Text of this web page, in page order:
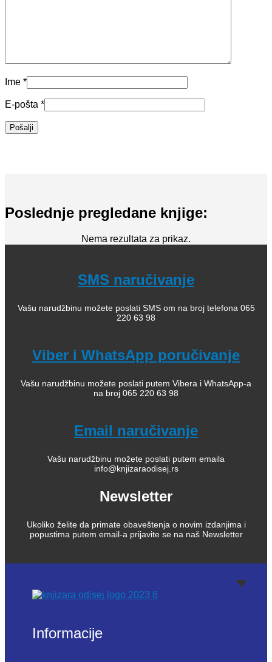
Ime *
E-pošta *
Poslednje pregledane knjige:
Nema rezultata za prikaz.
SMS naručivanje
Vašu narudžbinu možete poslati SMS om na broj telefona 065
220 63 98
Viber i WhatsApp poručivanje
Vašu narudžbinu možete poslati putem Vibera i WhatsApp-a
na broj 065 220 63 98
Email naručivanje
Vašu narudžbinu možete poslati putem emaila
info@knjizaraodisej.rs
Newsletter
Ukoliko želite da primate obaveštenja o novim izdanjima i
popustima putem email-a prijavite se na naš Newsletter
Informacije